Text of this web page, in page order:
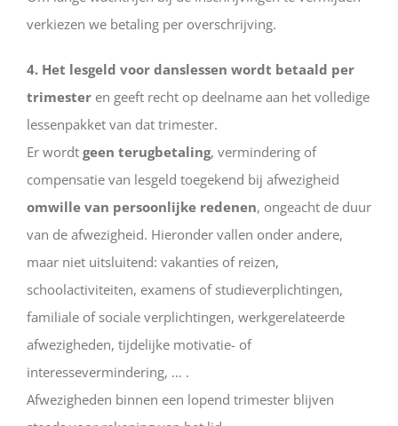
verkiezen we betaling per overschrijving.
4. Het lesgeld voor danslessen wordt betaald per
trimester en geeft recht op deelname aan het volledige
lessenpakket van dat trimester.
Er wordt geen terugbetaling, vermindering of
compensatie van lesgeld toegekend bij afwezigheid
omwille van persoonlijke redenen, ongeacht de duur
van de afwezigheid. Hieronder vallen onder andere,
maar niet uitsluitend: vakanties of reizen,
schoolactiviteiten, examens of studieverplichtingen,
familiale of sociale verplichtingen, werkgerelateerde
afwezigheden, tijdelijke motivatie- of
interessevermindering, … .
Afwezigheden binnen een lopend trimester blijven